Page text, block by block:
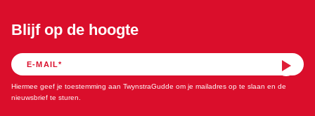
Blijf op de hoogte
Hiermee geef je toestemming aan TwynstraGudde om je mailadres op te slaan en de
nieuwsbrief te sturen.